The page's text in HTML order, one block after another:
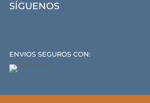
SÍGUENOS
ENVIOS SEGUROS CON: